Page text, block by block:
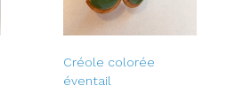
Créole colorée
éventail